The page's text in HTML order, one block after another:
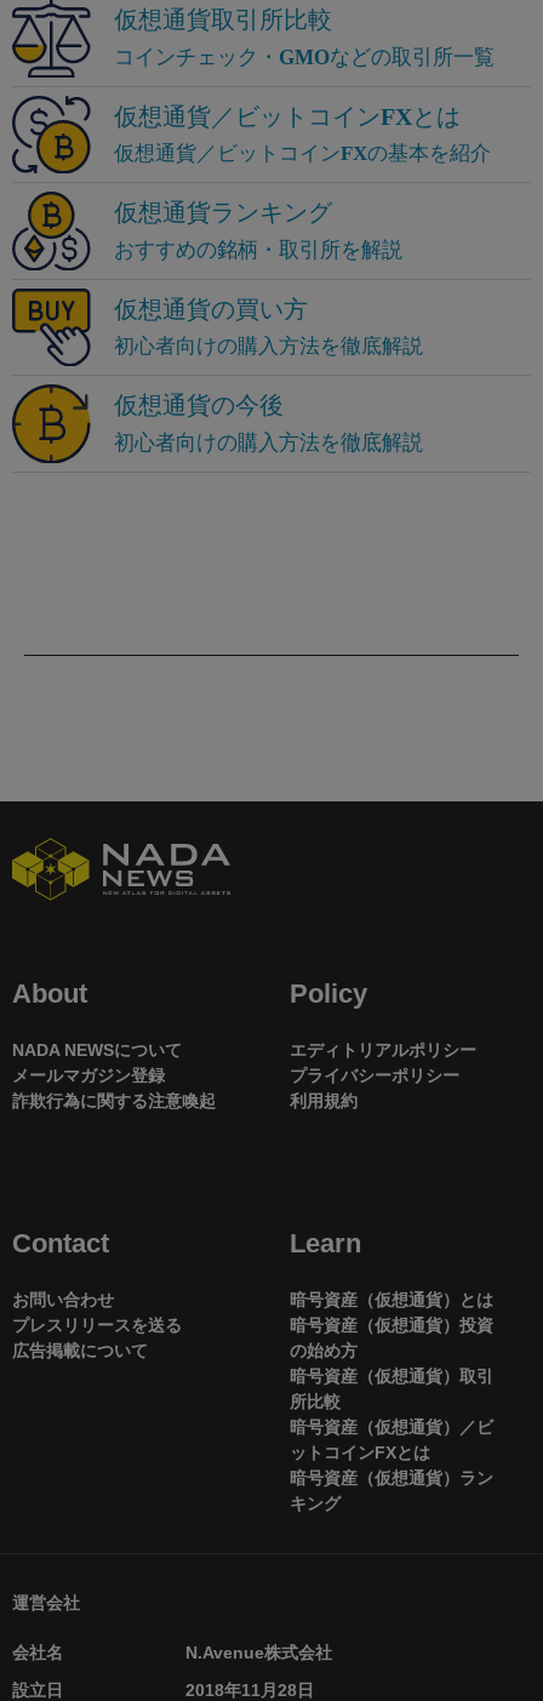
About
NADA NEWSについて
メールマガジン登録
詐欺行為に関する注意喚起
Policy
エディトリアルポリシー
プライバシーポリシー
利用規約
Contact
お問い合わせ
プレスリリースを送る
広告掲載について
Learn
暗号資産（仮想通貨）とは
暗号資産（仮想通貨）投資
の始め方
暗号資産（仮想通貨）取引
所比較
暗号資産（仮想通貨）／ビ
ットコインFXとは
暗号資産（仮想通貨）ラン
キング
運営会社
会社名
N.Avenue株式会社
設立日
2018年11月28日